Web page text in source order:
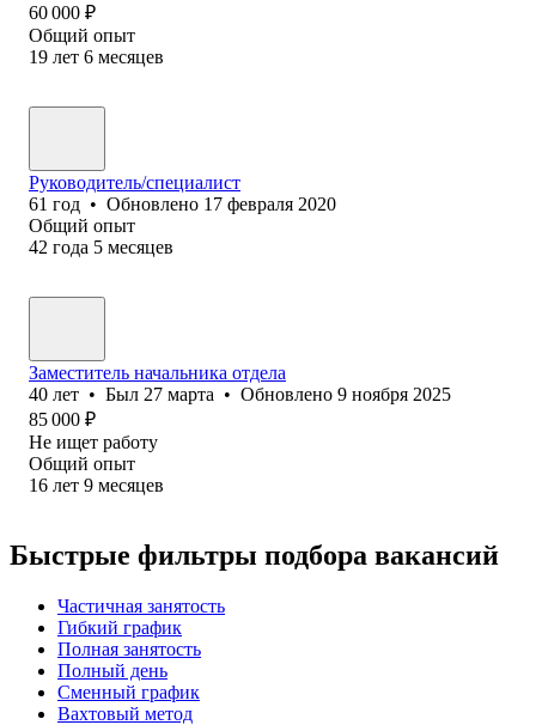
60 000 ₽
Общий опыт
19 лет 6 месяцев
Руководитель/специалист
61 год • Обновлено 17 февраля 2020
Общий опыт
42 года 5 месяцев
Заместитель начальника отдела
40 лет • Был 27 марта • Обновлено 9 ноября 2025
85 000 ₽
Не ищет работу
Общий опыт
16 лет 9 месяцев
Быстрые фильтры подбора вакансий
Частичная занятость
Гибкий график
Полная занятость
Полный день
Сменный график
Вахтовый метод